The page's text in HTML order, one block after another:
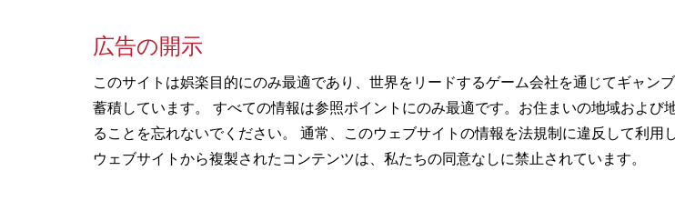
広告の開示
このサイトは娯楽目的にのみ最適であり、世界をリードするゲーム会社を通じてギャン
蓄積しています。 すべての情報は参照ポイントにのみ最適です。お住まいの地域および
ることを忘れないでください。 通常、このウェブサイトの情報を法規制に違反して利用
ウェブサイトから複製されたコンテンツは、私たちの同意なしに禁止されています。